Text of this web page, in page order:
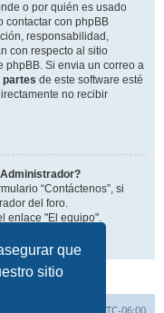
que
sitio
o por quién es usado
contactar con phpBB
responsabilidad,
con respecto al sitio
phpBB. Si envia un correo a
partes de este software esté
no recibir
“Contáctenos”, si
del foro.
enlace "El equipo".
UTC-06:00